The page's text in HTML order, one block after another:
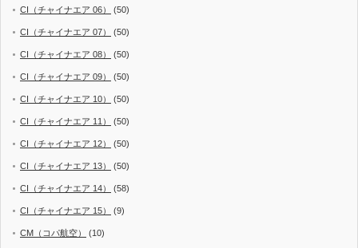
CI（チャイナエア 06） (50)
CI（チャイナエア 07） (50)
CI（チャイナエア 08） (50)
CI（チャイナエア 09） (50)
CI（チャイナエア 10） (50)
CI（チャイナエア 11） (50)
CI（チャイナエア 12） (50)
CI（チャイナエア 13） (50)
CI（チャイナエア 14） (58)
CI（チャイナエア 15） (9)
CM（コパ航空） (10)